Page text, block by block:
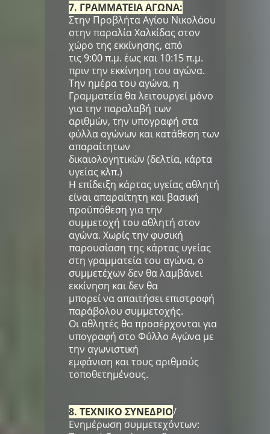
7. ΓΡΑΜΜΑΤΕΙΑ ΑΓΩΝΑ:
Στην Προβλήτα Αγίου Νικολάου
στην παραλία Χαλκίδας στον
χώρο της εκκίνησης, από
τις 9:00 π.μ. έως και 10:15 π.μ.
πριν την εκκίνηση του αγώνα.
Την ημέρα του αγώνα, η
Γραμματεία θα λειτουργεί μόνο
για την παραλαβή των
αριθμών, την υπογραφή στα
φύλλα αγώνων και κατάθεση των
απαραίτητων
δικαιολογητικών (δελτία, κάρτα
υγείας κλπ.)
Η επίδειξη κάρτας υγείας αθλητή
είναι απαραίτητη και βασική
προϋπόθεση για την
συμμετοχή του αθλητή στον
αγώνα. Χωρίς την φυσική
παρουσίαση της κάρτας υγείας
στη γραμματεία του αγώνα, ο
συμμετέχων δεν θα λαμβάνει
εκκίνηση και δεν θα
μπορεί να απαιτήσει επιστροφή
παράβολου συμμετοχής.
Οι αθλητές θα προσέρχονται για
υπογραφή στο Φύλλο Αγώνα με
την αγωνιστική
εμφάνιση και τους αριθμούς
τοποθετημένους.
8. ΤΕΧΝΙΚΟ ΣΥΝΕΔΡΙΟ/
Ενημέρωση συμμετεχόντων: